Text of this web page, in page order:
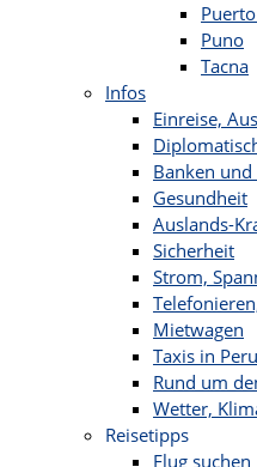
Puno
Tacna
Infos
Einreise,
Banken und
Gesundheit
Auslands-
Sicherheit
Strom,
Mietwagen
Taxis in Peru
Rund um
Wetter,
Reisetipps
Flug suchen